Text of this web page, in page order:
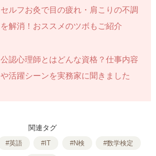
セルフお灸で目の疲れ・肩こりの不調
を解消！おススメのツボもご紹介
公認心理師とはどんな資格？仕事内容
や活躍シーンを実務家に聞きました
関連タグ
#英語 #IT #N検 #数学検定